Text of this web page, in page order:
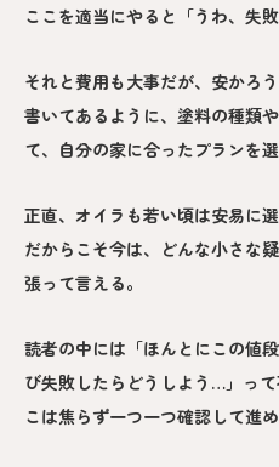
ここを適当にやると「うわ、失
それと費用も大事だが、安かろ
書いてあるように、塗料の種類
て、自分の家に合ったプランを選
正直、オイラも若い頃は安易に
だからこそ今は、どんな小さな
張って言える。
読者の中には「ほんとにこの値
び失敗したらどうしよう…」っ
こは焦らず一つ一つ確認して進め